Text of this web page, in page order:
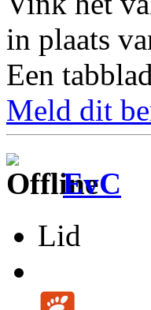
in plaats
Een
Meld dit
EvC
Lid